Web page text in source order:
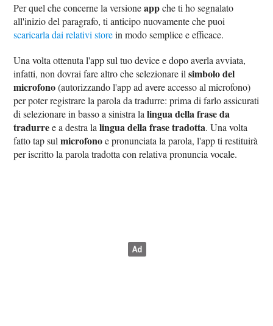
Per quel che concerne la versioneappche ti ho segnalato
all'inizio del paragrafo, ti anticipo nuovamente che puoi
scaricarla dai relativi storein modo semplice e efficace.
Una volta ottenuta l'app sul tuo device e dopo averla avviata,
infatti, non dovrai fare altro che selezionare ilsimbolo del
microfono(autorizzando l'app ad avere accesso al microfono)
per poter registrare la parola da tradurre: prima di farlo assicurati
di selezionare in basso a sinistra lalingua della frase da
tradurree a destra lalingua della frase tradotta. Una volta
fatto tap sulmicrofonoe pronunciata la parola, l'app ti restituirà
per iscritto la parola tradotta con relativa pronuncia vocale.